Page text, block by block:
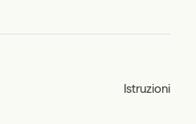
Istruzioni